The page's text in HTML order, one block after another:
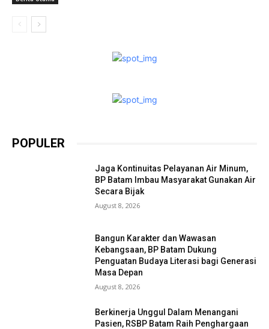
POPULER
Jaga Kontinuitas Pelayanan Air Minum,
BP Batam Imbau Masyarakat Gunakan Air
Secara Bijak
August 8, 2026
Bangun Karakter dan Wawasan
Kebangsaan, BP Batam Dukung
Penguatan Budaya Literasi bagi Generasi
Masa Depan
August 8, 2026
Berkinerja Unggul Dalam Menangani
Pasien, RSBP Batam Raih Penghargaan